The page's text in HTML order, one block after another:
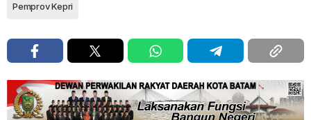
Pemprov Kepri